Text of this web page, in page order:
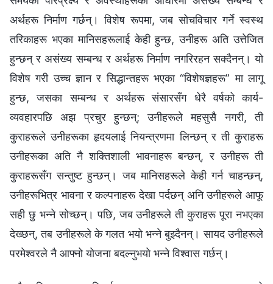
अर्थहरू निर्माण गर्छन्। विशेष रूपमा, जब सोचविचार गर्ने स्वस्थ
तरिकाहरू भएका मानिसहरूलाई केही हुन्छ, उनीहरू अति उत्तेजित
हुन्छन् र असंख्य सम्बन्ध र अर्थहरू निर्माण नगरिरहन सक्दैनन्। यो
विशेष गरी उच्च ज्ञान र सिद्धान्तहरू भएका “विशेषज्ञहरू” मा लागू
हुन्छ, जसका सम्बन्ध र अर्थहरू संसारसँग धेरै वर्षको कार्य-
व्यवहारपछि अझ प्रचुर हुन्छन्; उनीहरूले महसुसै नगरी, ती
कुराहरूले उनीहरूका हृदयलाई नियन्त्रणमा लिन्छन् र ती कुराहरू
उनीहरूका अति नै शक्तिशाली भावनाहरू बन्छन्, र उनीहरू ती
कुराहरूसँग सन्तुष्ट हुन्छन्। जब मानिसहरूले केही गर्न चाहन्छन्,
उनीहरूभित्र भावना र कल्पनाहरू देखा पर्दछन् अनि उनीहरूले आफू
सही छु भन्‍ने सोच्छन्। पछि, जब उनीहरूले ती कुराहरू पूरा नभएका
देख्छन्, तब उनीहरूले के गलत भयो भन्‍ने बुझ्दैनन्। सायद उनीहरूले
परमेश्‍वरले नै आफ्नो योजना बदल्नुभयो भन्‍ने विश्‍वास गर्छन्।